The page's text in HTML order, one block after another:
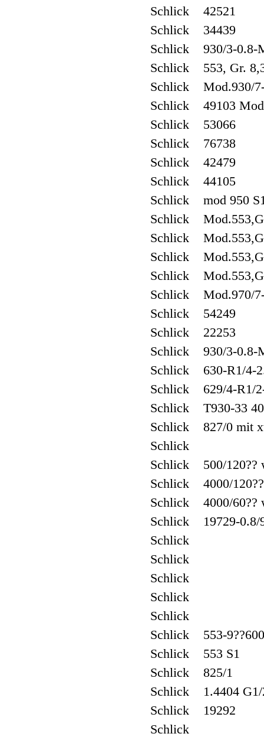
Schlick 42521
Schlick 34439
Schlick 930/3-0.8-
Schlick 553, Gr.
Schlick Mod.930/7-
Schlick 49103
Schlick 53066
Schlick 76738
Schlick 42479
Schlick 44105
Schlick mod 950
Schlick
Schlick
Schlick
Schlick
Schlick Mod.970/7-
Schlick 54249
Schlick 22253
Schlick 930/3-0.8-
Schlick 630-R1/4-
Schlick 629/4-R1/
Schlick T930-33
Schlick 827/0 mit
Schlick
Schlick 500/120??
Schlick 4000/
Schlick 4000/60??
Schlick 19729-0.8/
Schlick
Schlick
Schlick
Schlick
Schlick
Schlick 553-
Schlick 553 S1
Schlick 825/1
Schlick 1.4404 G1/
Schlick 19292
Schlick